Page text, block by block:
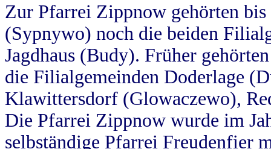
Zur Pfarrei Zippnow gehörten
(Sypnywo) noch die beiden
Jagdhaus (Budy). Früher
die Filialgemeinden Doderlage
Klawittersdorf (Glowaczewo),
Die Pfarrei Zippnow wurde im
selbständige Pfarrei Freudenfier